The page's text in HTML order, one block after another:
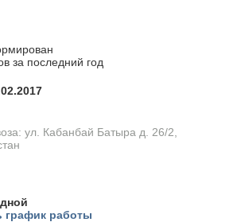
за последний год
ул. Кабанбай Батыра д. 26/2,
график работы